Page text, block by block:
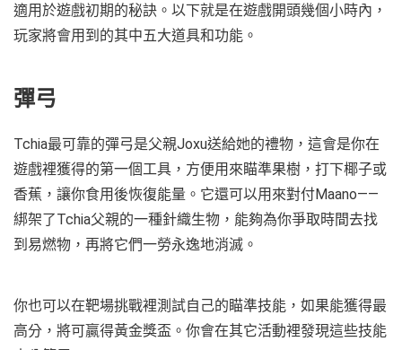
適用於遊戲初期的秘訣。以下就是在遊戲開頭幾個小時內，
玩家將會用到的其中五大道具和功能。
彈弓
Tchia最可靠的彈弓是父親Joxu送給她的禮物，這會是你在
遊戲裡獲得的第一個工具，方便用來瞄準果樹，打下椰子或
香蕉，讓你食用後恢復能量。它還可以用來對付Maano——
綁架了Tchia父親的一種針織生物，能夠為你爭取時間去找
到易燃物，再將它們一勞永逸地消滅。
你也可以在靶場挑戰裡測試自己的瞄準技能，如果能獲得最
高分，將可贏得黃金獎盃。你會在其它活動裡發現這些技能